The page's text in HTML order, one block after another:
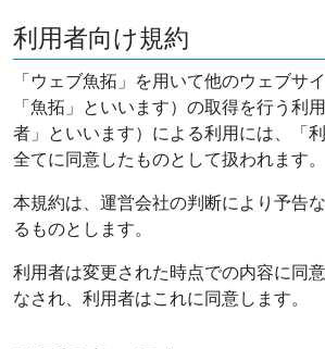
利用者向け規約
「ウェブ魚拓」を用いて他のウェブサ
「魚拓」といいます）の取得を行う利
者」といいます）による利用には、「
全てに同意したものとして扱われます。
本規約は、運営会社の判断により予告
るものとします。
利用者は変更された時点での内容に同
なされ、利用者はこれに同意します。